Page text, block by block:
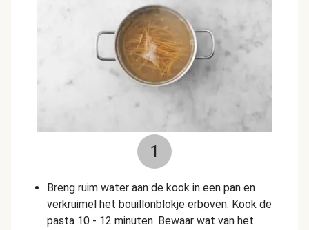
1
Breng ruim water aan de kook in een pan en
verkruimel het bouillonblokje erboven. Kook de
pasta 10 - 12 minuten. Bewaar wat van het